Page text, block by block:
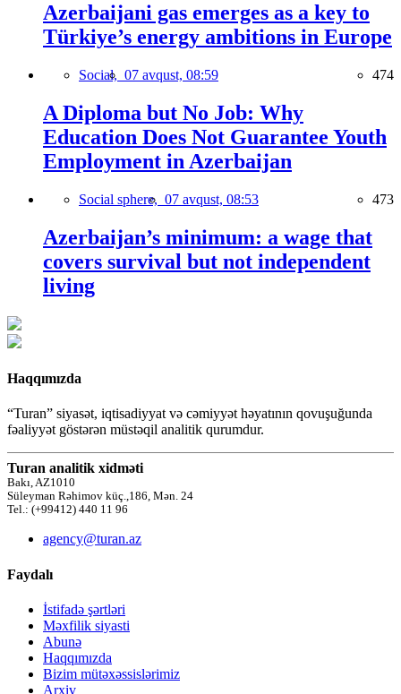
Azerbaijani gas emerges as a key to
Türkiye’s energy ambitions in Europe
Social, 07 avqust, 08:59 474
A Diploma but No Job: Why
Education Does Not Guarantee Youth
Employment in Azerbaijan
Social sphere, 07 avqust, 08:53 473
Azerbaijan’s minimum: a wage that
covers survival but not independent
living
Haqqımızda
“Turan” siyasət, iqtisadiyyat və cəmiyyət həyatının qovuşuğunda
fəaliyyət göstərən müstəqil analitik qurumdur.
Turan analitik xidməti
Bakı, AZ1010
Süleyman Rəhimov küç.,186, Mən. 24
Tel.: (+99412) 440 11 96
agency@turan.az
Faydalı
İstifadə şərtləri
Məxfilik siyasti
Abunə
Haqqımızda
Bizim mütəxəssislərimiz
Arxiv